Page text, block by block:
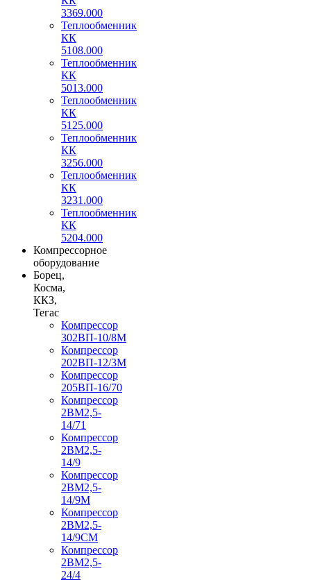
3369.000
Теплообменник
КК
5108.000
Теплообменник
КК
5013.000
Теплообменник
КК
5125.000
Теплообменник
КК
3256.000
Теплообменник
КК
3231.000
Теплообменник
КК
5204.000
Компрессорное
оборудование
Борец,
Косма,
ККЗ,
Тегас
Компрессор
302ВП-10/8М
Компрессор
202ВП-12/3М
Компрессор
205ВП-16/70
Компрессор
2ВМ2,5-
14/71
Компрессор
2ВМ2,5-
14/9
Компрессор
2ВМ2,5-
14/9М
Компрессор
2ВМ2,5-
14/9СМ
Компрессор
2ВМ2,5-
24/4